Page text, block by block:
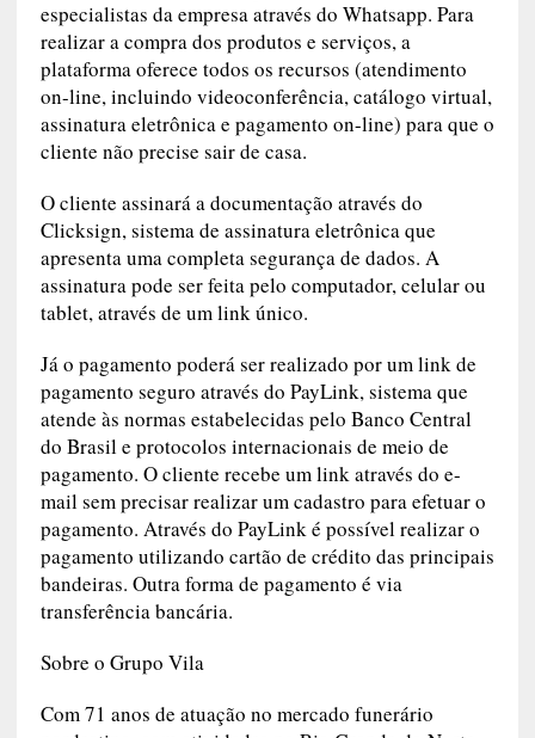
Ao solicitar um atendimento na Funerária Digital
Morada da Paz, o cliente poderá falar com um
dos especialistas da empresa através do
Whatsapp. Para realizar a compra dos produtos e
serviços, a plataforma oferece todos os recursos
(atendimento on-line, incluindo
eletrônica e pagamento on-line) para que o
cliente não precise sair de casa.
O cliente assinará a documentação através do
Clicksign, sistema de assinatura eletrônica que
assinatura pode ser feita pelo computador,
celular ou tablet, através de um link único.
Já o pagamento poderá ser realizado por um link
de pagamento seguro através do PayLink,
sistema que atende às normas estabelecidas pelo
Banco Central do Brasil e protocolos
internacionais de meio de pagamento. O cliente
recebe um link através do e-mail sem precisar
realizar um cadastro para efetuar o pagamento.
pagamento utilizando cartão de crédito das
é via transferência bancária.